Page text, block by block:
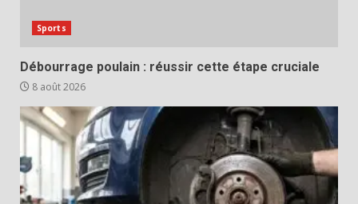
Sports
Débourrage poulain : réussir cette étape cruciale
8 août 2026